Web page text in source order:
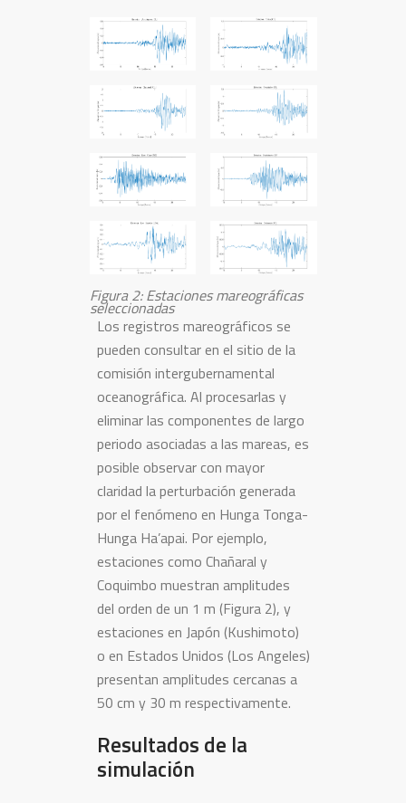
Figura 2: Estaciones mareográficas
seleccionadas
Los registros mareográficos se
pueden consultar en el sitio de la
comisión intergubernamental
oceanográfica. Al procesarlas y
eliminar las componentes de largo
periodo asociadas a las mareas, es
posible observar con mayor
claridad la perturbación generada
por el fenómeno en Hunga Tonga-
Hunga Ha’apai. Por ejemplo,
estaciones como Chañaral y
Coquimbo muestran amplitudes
del orden de un 1 m (Figura 2), y
estaciones en Japón (Kushimoto)
o en Estados Unidos (Los Angeles)
presentan amplitudes cercanas a
50 cm y 30 m respectivamente.
Resultados de la
simulación